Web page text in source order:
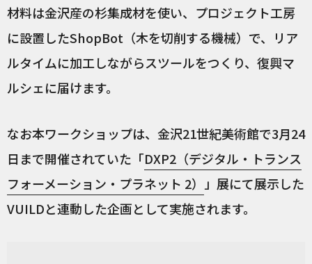
材料は金沢産の杉集成材を使い、プロジェクト工房
に設置したShopBot（木を切削する機械）で、リア
ルタイムに加工しながらスツールをつくり、復興マ
ルシェに届けます。
なお本ワークショップは、金沢21世紀美術館で3月24
日まで開催されていた「DXP2（デジタル・トランス
フォーメーション・プラネット 2）
」展にて展示した
VUILDと連動した企画として実施されます。